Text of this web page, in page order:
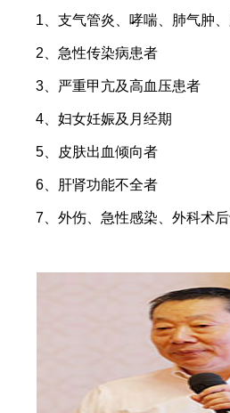
1、支气管炎、哮喘、肺气肿、
2、急性传染病患者
3、严重甲亢及高血压患者
4、妇女妊娠及月经期
5、皮肤出血倾向者
6、肝肾功能不全者
7、外伤、急性感染、外科术后